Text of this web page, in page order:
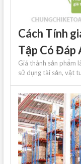
Cách Tính
Tập Có Đáp
Giá thành sản phẩm
sử dụng tài sản, vật